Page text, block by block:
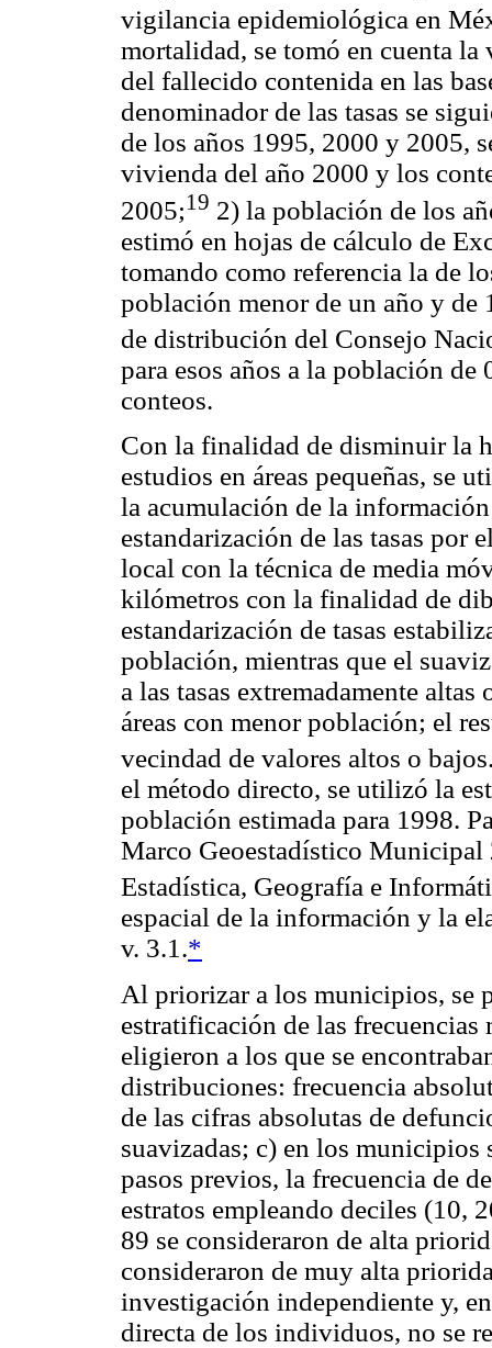
vigilancia epidemiológica en
mortalidad, se tomó en cuenta
del fallecido contenida en las
denominador de las tasas se
de los años 1995, 2000 y 2005,
vivienda del año 2000 y los
2005;19 2) la población de los
estimó en hojas de cálculo de
tomando como referencia la de
población menor de un año y de
de distribución del Consejo
para esos años a la población de
conteos.
Con la finalidad de disminuir la
estudios en áreas pequeñas, se
la acumulación de la
estandarización de las tasas por
local con la técnica de media
kilómetros con la finalidad de
estandarización de tasas
población, mientras que el
a las tasas extremadamente
áreas con menor población; el
vecindad de valores altos o
el método directo, se utilizó la
población estimada para 1998.
Marco Geoestadístico
Estadística, Geografía e
espacial de la información y la
v. 3.1.*
Al priorizar a los municipios, se
estratificación de las frecuencias
eligieron a los que se
distribuciones: frecuencia
de las cifras absolutas de
suavizadas; c) en los
pasos previos, la frecuencia de
estratos empleando deciles (10,
89 se consideraron de alta
consideraron de muy alta
investigación independiente y,
directa de los individuos, no se